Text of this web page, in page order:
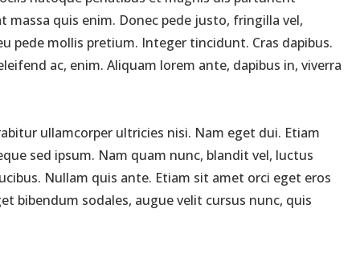
quis enim. Donec pede justo, fringilla vel,
pede mollis pretium. Integer tincidunt. Cras dapibus.
ac, enim. Aliquam lorem ante, dapibus in, viverra
ullamcorper ultricies nisi. Nam eget dui. Etiam
sed ipsum. Nam quam nunc, blandit vel, luctus
Nullam quis ante. Etiam sit amet orci eget eros
bibendum sodales, augue velit cursus nunc, quis